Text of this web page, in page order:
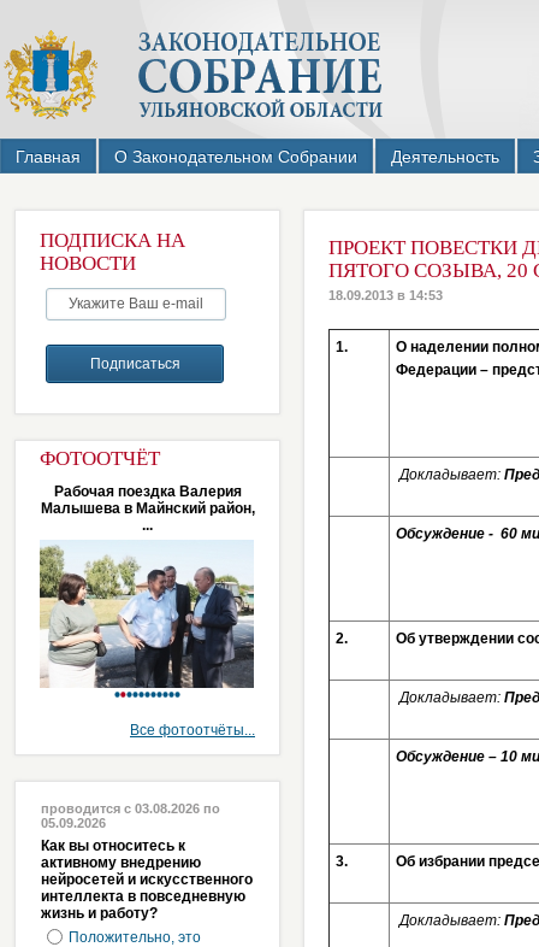
Главная О Законодательном Собрании Деятельность
ПОДПИСКА НА
НОВОСТИ
ФОТООТЧЁТ
Рабочая поездка Валерия
Малышева в Майнский район,
...
Все фотоотчёты...
проводится с 03.08.2026 по
05.09.2026
Как вы относитесь к
активному внедрению
нейросетей и искусственного
интеллекта в повседневную
жизнь и работу?
Положительно, это
ПРОЕКТ ПОВЕСТКИ
ПЯТОГО СОЗЫВА, 20
18.09.2013 в 14:53
1.
О наделении
Федерации –
Докладывает:
Обсуждение - 60
2. Об утверждении
Докладывает:
Обсуждение – 10
3. Об избрании
Докладывает: